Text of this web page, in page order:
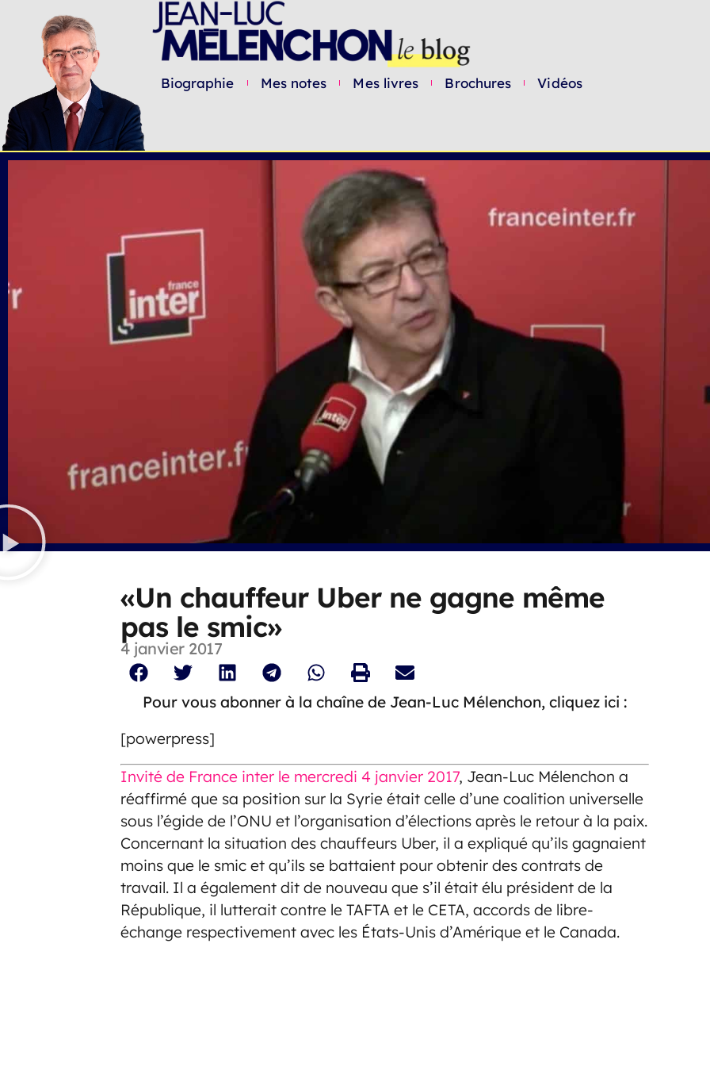
Biographie Mes notes Mes livres Brochures Vidéos
«Un chauffeur Uber ne gagne même
pas le smic»
4 janvier 2017
Pour vous abonner à la chaîne de Jean-Luc Mélenchon, cliquez ici :
[powerpress]
Invité de France inter le mercredi 4 janvier 2017, Jean-Luc Mélenchon a
réaffirmé que sa position sur la Syrie était celle d’une coalition universelle
sous l’égide de l’ONU et l’organisation d’élections après le retour à la paix.
Concernant la situation des chauffeurs Uber, il a expliqué qu’ils gagnaient
moins que le smic et qu’ils se battaient pour obtenir des contrats de
travail. Il a également dit de nouveau que s’il était élu président de la
République, il lutterait contre le TAFTA et le CETA, accords de libre-
échange respectivement avec les États-Unis d’Amérique et le Canada.